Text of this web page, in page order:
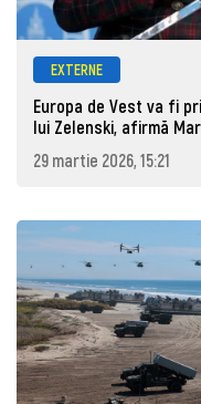
EXTERNE
Europa de Vest va fi
lui Zelenski, afirmă
29 martie 2026, 15:21